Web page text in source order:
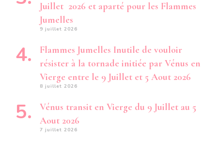
Juillet 2026 et aparté pour les Flammes
Jumelles
9 juillet 2026
Flammes Jumelles Inutile de vouloir
résister à la tornade initiée par Vénus en
Vierge entre le 9 Juillet et 5 Aout 2026
8 juillet 2026
Vénus transit en Vierge du 9 Juillet au 5
Aout 2026
7 juillet 2026